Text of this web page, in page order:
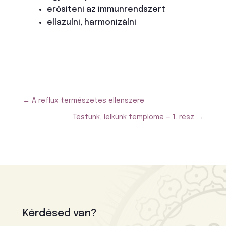
erősíteni az immunrendszert
ellazulni, harmonizálni
← A reflux természetes ellenszere
Testünk, lelkünk temploma — 1. rész →
Kérdésed van?